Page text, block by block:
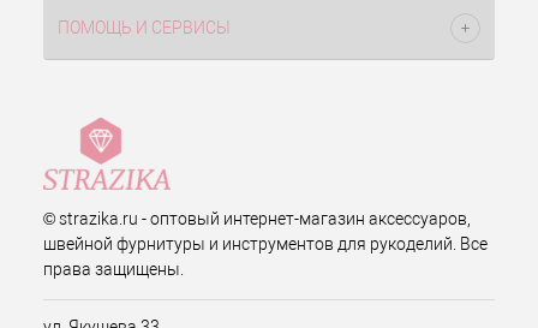
ПОМОЩЬ И СЕРВИСЫ
© strazika.ru - оптовый интернет-магазин аксессуаров,
швейной фурнитуры и инструментов для рукоделий. Все
права защищены.